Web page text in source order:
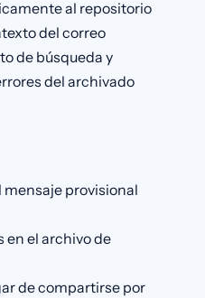
al repositorio
del correo
de búsqueda y
del archivado
mensaje provisional
en el archivo de
de compartirse por